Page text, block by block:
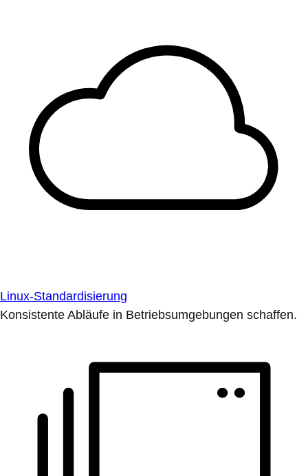
Linux-Standardisierung
Konsistente Abläufe in Betriebsumgebungen schaffen.